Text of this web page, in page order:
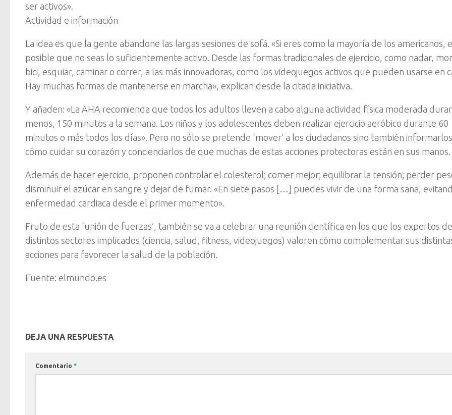
ser activos».
Actividad e información
La idea es que la gente abandone las largas sesiones de sofá. «Si eres como la mayoría de los americanos,
posible que no seas lo suficientemente activo. Desde las formas tradicionales de ejercicio, como nadar,
bici, esquiar, caminar o correr, a las más innovadoras, como los videojuegos activos que pueden usarse en
Hay muchas formas de mantenerse en marcha», explican desde la citada iniciativa.
Y añaden: «La AHA recomienda que todos los adultos lleven a cabo alguna actividad física moderada
menos, 150 minutos a la semana. Los niños y los adolescentes deben realizar ejercicio aeróbico durante 60
minutos o más todos los días». Pero no sólo se pretende ‘mover’ a los ciudadanos sino también
cómo cuidar su corazón y concienciarlos de que muchas de estas acciones protectoras están en sus manos.
Además de hacer ejercicio, proponen controlar el colesterol; comer mejor; equilibrar la tensión; perder
disminuir el azúcar en sangre y dejar de fumar. «En siete pasos […] puedes vivir de una forma sana,
enfermedad cardiaca desde el primer momento».
Fruto de esta ‘unión de fuerzas’, también se va a celebrar una reunión científica en los que los expertos
distintos sectores implicados (ciencia, salud, fitness, videojuegos) valoren cómo complementar sus
acciones para favorecer la salud de la población.
Fuente: elmundo.es
DEJA UNA RESPUESTA
Comentario *